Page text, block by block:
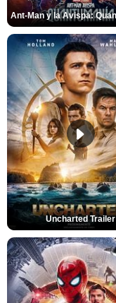
Uncharted Trailer